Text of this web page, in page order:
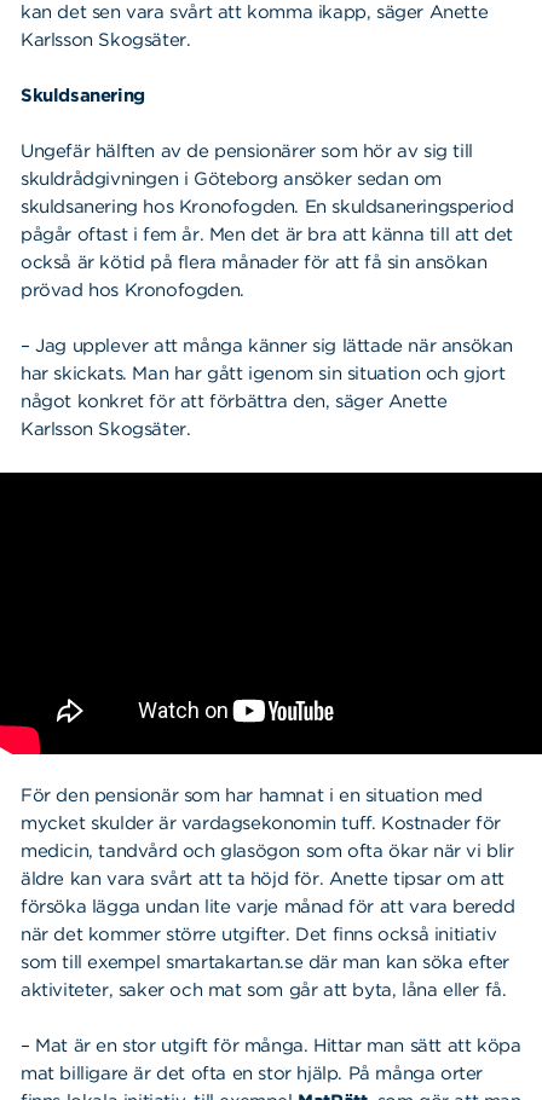
kan det sen vara svårt att komma ikapp, säger Anette
Karlsson Skogsäter.
Skuldsanering
Ungefär hälften av de pensionärer som hör av sig till
skuldrådgivningen i Göteborg ansöker sedan om
skuldsanering hos Kronofogden. En skuldsaneringsperiod
pågår oftast i fem år. Men det är bra att känna till att det
också är kötid på flera månader för att få sin ansökan
prövad hos Kronofogden.
– Jag upplever att många känner sig lättade när ansökan
har skickats. Man har gått igenom sin situation och gjort
något konkret för att förbättra den, säger Anette
Karlsson Skogsäter.
För den pensionär som har hamnat i en situation med
mycket skulder är vardagsekonomin tuff. Kostnader för
medicin, tandvård och glasögon som ofta ökar när vi blir
äldre kan vara svårt att ta höjd för. Anette tipsar om att
försöka lägga undan lite varje månad för att vara beredd
när det kommer större utgifter. Det finns också initiativ
som till exempel smartakartan.se där man kan söka efter
aktiviteter, saker och mat som går att byta, låna eller få.
– Mat är en stor utgift för många. Hittar man sätt att köpa
mat billigare är det ofta en stor hjälp. På många orter